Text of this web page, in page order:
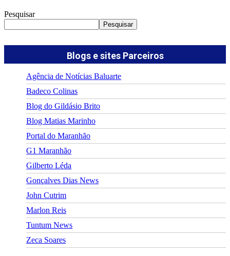
Pesquisar
Pesquisar
Blogs e sites Parceiros
Agência de Notícias Baluarte
Badeco Colinas
Blog do Gildásio Brito
Blog Matias Marinho
Portal do Maranhão
G1 Maranhão
Gilberto Léda
Gonçalves Dias News
John Cutrim
Marlon Reis
Tuntum News
Zeca Soares